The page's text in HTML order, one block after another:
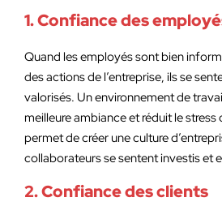
1. Confiance des
Quand les employés sont bien
des actions de l’entreprise, ils se
valorisés. Un environnement de
meilleure ambiance et réduit le
permet de créer une culture
collaborateurs se sentent investis et
2. Confiance des clients